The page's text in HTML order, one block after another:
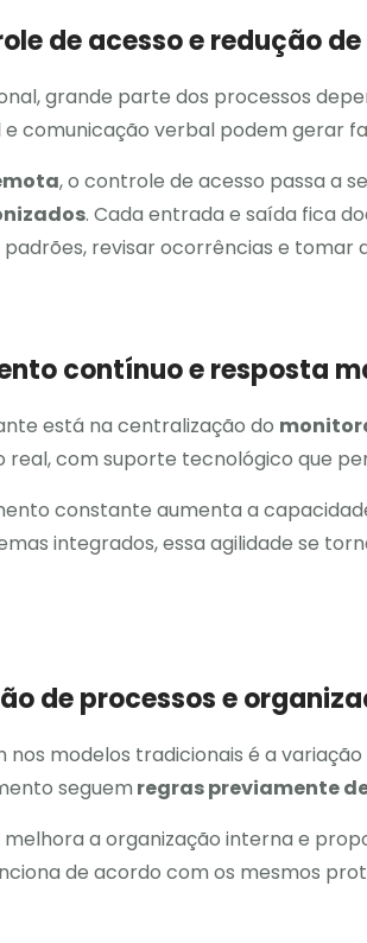
de acesso e redução
grande parte dos processos
e comunicação verbal podem gerar
, o controle de acesso passa a
. Cada entrada e saída fica
revisar ocorrências e tomar
contínuo e resposta
está na centralização do
real, com suporte tecnológico que
constante aumenta a
integrados, essa agilidade se
de processos e
nos modelos tradicionais é a
seguem regras previamente
melhora a organização interna e
de acordo com os mesmos